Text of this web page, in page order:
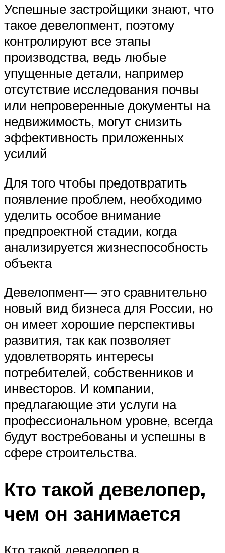
Успешные застройщики знают, что
такое девелопмент, поэтому
контролируют все этапы
производства, ведь любые
упущенные детали, например
отсутствие исследования почвы
или непроверенные документы на
недвижимость, могут снизить
эффективность приложенных
усилий
Для того чтобы предотвратить
появление проблем, необходимо
уделить особое внимание
предпроектной стадии, когда
анализируется жизнеспособность
объекта
Девелопмент— это сравнительно
новый вид бизнеса для России, но
он имеет хорошие перспективы
развития, так как позволяет
удовлетворять интересы
потребителей, собственников и
инвесторов. И компании,
предлагающие эти услуги на
профессиональном уровне, всегда
будут востребованы и успешны в
сфере строительства.
Кто такой девелопер,
чем он занимается